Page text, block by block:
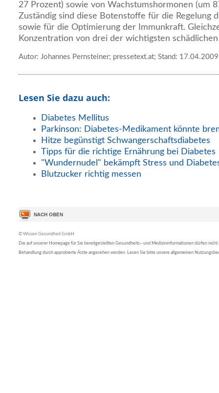
27 Prozent) sowie von Wachstumshormonen (um
Zuständig sind diese Botenstoffe für die Regelung
sowie für die Optimierung der Immunkraft.
Konzentration von drei der wichtigsten
Autor: Johannes Pernsteiner; pressetext.at; Stand: 17.04.2009
Lesen Sie dazu auch:
Diabetes Mellitus
Parkinson: Diabetes-Medikament könnte
Hitze begünstigt Schwangerschaftsdiabetes
Tipps für die richtige Ernährung bei Diabetes
"Wundernudel" bekämpft Stress und
Blutzucker richtig messen
© Wissen Gesundheit GmbH
Die auf unserer Homepage für Sie bereitgestellten Gesundheits– und Medizininformationen dürfen nicht
Behandlung durch approbierte Ärzte angesehen werden. Lesen Sie bitte unsere allgemeinen